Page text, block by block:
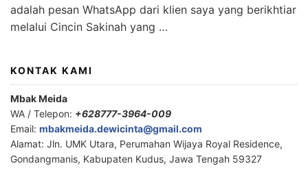
adalah pesan WhatsApp dari klien saya yang berikhtiar
melalui Cincin Sakinah yang …
KONTAK KAMI
Mbak Meida
WA / Telepon: +628777-3964-009
Email: mbakmeida.dewicinta@gmail.com
Alamat: Jln. UMK Utara, Perumahan Wijaya Royal Residence,
Gondangmanis, Kabupaten Kudus, Jawa Tengah 59327